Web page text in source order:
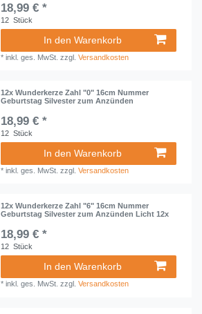
18,99 € *
12 Stück
In den Warenkorb
*inkl. ges. MwSt. zzgl.Versandkosten
12x Wunderkerze Zahl "0" 16cm Nummer
Geburtstag Silvester zum Anzünden
18,99 € *
12 Stück
In den Warenkorb
*inkl. ges. MwSt. zzgl.Versandkosten
12x Wunderkerze Zahl "6" 16cm Nummer
Geburtstag Silvester zum Anzünden Licht 12x
18,99 € *
12 Stück
In den Warenkorb
*inkl. ges. MwSt. zzgl.Versandkosten